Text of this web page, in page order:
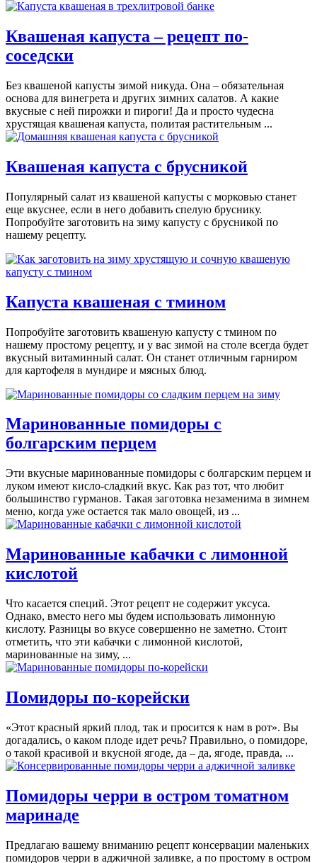
Квашеная капуста – рецепт по-
соседски
Без квашеной капусты зимой никуда. Она – обязательная
основа для винегрета и других зимних салатов. А какие
вкусные с ней пирожки и пироги! Да и просто чудесна
хрустящая квашеная капуста, политая растительным ...
Квашеная капуста с брусникой
Популярный салат из квашеной капусты с морковью станет
еще вкуснее, если в него добавить спелую бруснику.
Попробуйте заготовить на зиму капусту с брусникой по
нашему рецепту.
Капуста квашеная с тмином
Попробуйте заготовить квашеную капусту с тмином по
нашему простому рецепту, и у вас зимой на столе всегда будет
вкусный витаминный салат. Он станет отличным гарниром
для картофеля в мундире и мясных блюд.
Маринованные помидоры с
болгарским перцем
Эти вкусные маринованные помидоры с болгарским перцем и
луком имеют кисло-сладкий вкус. Как раз тот, что любит
большинство гурманов. Такая заготовка незаменима в зимнем
меню, когда уже остается так мало овощей, из ...
Маринованные кабачки с лимонной
кислотой
Что касается специй. Этот рецепт не содержит уксуса.
Однако, вместо него мы будем использовать лимонную
кислоту. Разницы во вкусе совершенно не заметно. Стоит
отметить, что эти кабачки с лимонной кислотой,
маринованные на зиму, ...
Помидоры по-корейски
«Этот красный яркий плод, так и просится к нам в рот». Вы
догадались, о каком плоде идет речь? Правильно, о помидоре,
о такой красивой и вкусной ягоде, да – да, ягоде, правда, ...
Помидоры черри в остром томатном
маринаде
Предлагаю вашему вниманию рецепт консервации маленьких
помидоров черри в аджичной заливке, а по простому в остром